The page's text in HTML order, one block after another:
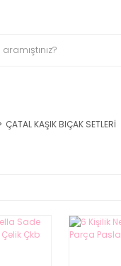
ÇATAL KAŞIK BIÇAK SETLERİ